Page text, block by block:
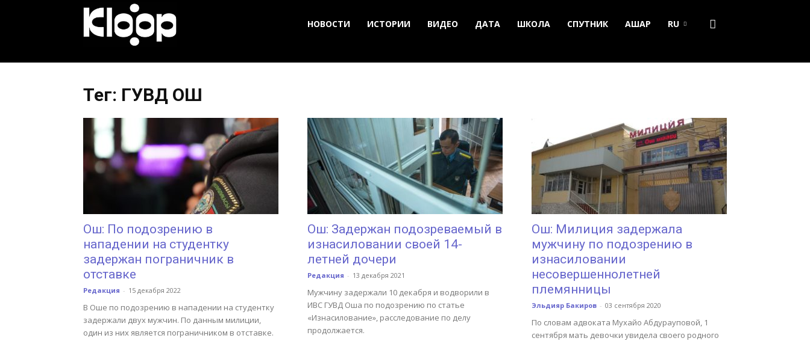
Новости
Кыргызстана
НОВОСТИ ИСТОРИИ ВИДЕО ДАТА ШКОЛА СПУТНИК АШАР RU
Тег: ГУВД ОШ
Ош: По подозрению в
нападении на студентку
задержан пограничник в
отставке
Редакция - 15 декабря 2022
В Оше по подозрению в нападении на студентку
задержали двух мужчин. По данным милиции,
один из них является пограничником в отставке.
Ош: Задержан подозреваемый в
изнасиловании своей 14-
летней дочери
Редакция - 13 декабря 2021
Мужчину задержали 10 декабря и водворили в
ИВС ГУВД Оша по подозрению по статье
«Изнасилование», расследование по делу
продолжается.
Ош: Милиция задержала
мужчину по подозрению в
изнасиловании
несовершеннолетней
племянницы
Эльдияр Бакиров - 03 сентября 2020
По словам адвоката Мухайо Абдурауповой, 1
сентября мать девочки увидела своего родного